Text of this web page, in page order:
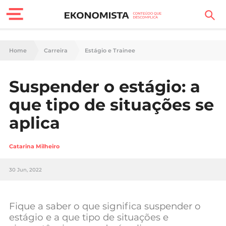
Finanças Pessoais
Carreira
Casa
Lifestyle
Sociedade
Negócios
Home Carreira Estágio e Trainee
Suspender o estágio: a
que tipo de situações se
aplica
Catarina Milheiro
30 Jun, 2022
Fique a saber o que significa suspender o
estágio e a que tipo de situações e